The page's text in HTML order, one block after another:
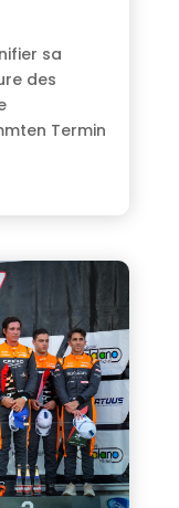
sa
des
Termin